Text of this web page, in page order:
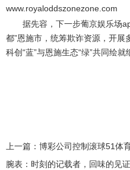
www.royaloddszonezone.com
据先容，下一步葡京娱乐场
都”恩施市，统筹欺诈资源，开
科创“蓝”与恩施生态“绿”共同绘
上一篇： 博彩公司控制滚球51体
腕表：时刻的记载者，回味的见证